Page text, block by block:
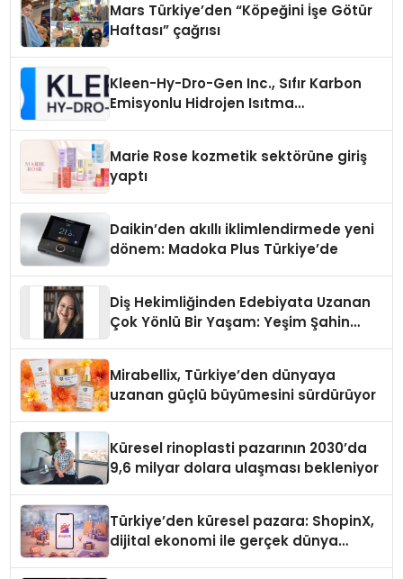
Mars Türkiye’den “Köpeğini İşe Götür
Haftası” çağrısı
Kleen-Hy-Dro-Gen Inc., Sıfır Karbon
Emisyonlu Hidrojen Isıtma
Marie Rose kozmetik sektörüne giriş
yaptı
Daikin’den akıllı iklimlendirmede yeni
dönem: Madoka Plus Türkiye’de
Diş Hekimliğinden Edebiyata Uzanan
Çok Yönlü Bir Yaşam: Yeşim Şahin
Mirabellix, Türkiye’den dünyaya
uzanan güçlü büyümesini sürdürüyor
Küresel rinoplasti pazarının 2030’da
9,6 milyar dolara ulaşması bekleniyor
Türkiye’den küresel pazara: ShopinX,
dijital ekonomi ile gerçek dünya